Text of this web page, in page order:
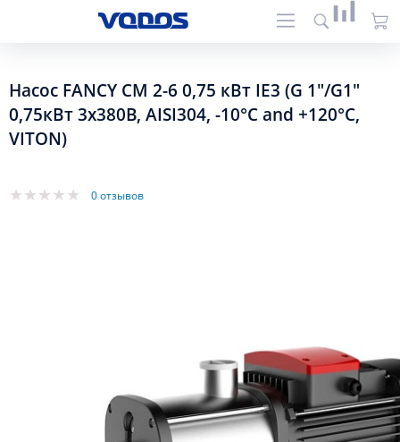
Насос FANCY CM 2-6 0,75 кВт IE3 (G 1"/G1"
0,75кВт 3x380B, AISI304, -10°C and +120°C,
VITON)
0 отзывов